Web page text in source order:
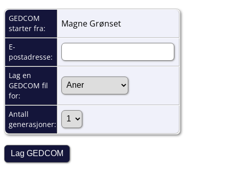
GEDCOM
starter fra:
Magne Grønset
E-
postadresse:
Lag en
GEDCOM fil
for:
Antall
generasjoner: